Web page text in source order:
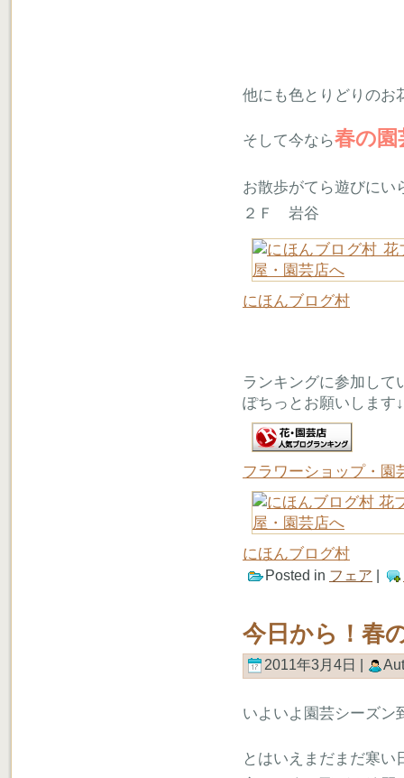
他にも色とりどりのお
そして今なら春の園
お散歩がてら遊びにい
２Ｆ 岩谷
にほんブログ村
ランキングに参加して
ぽちっとお願いします↓
フラワーショップ・園
にほんブログ村
Posted in フェア
今日から！春
2011年3月4日 |
いよいよ園芸シーズン
とはいえまだまだ寒い